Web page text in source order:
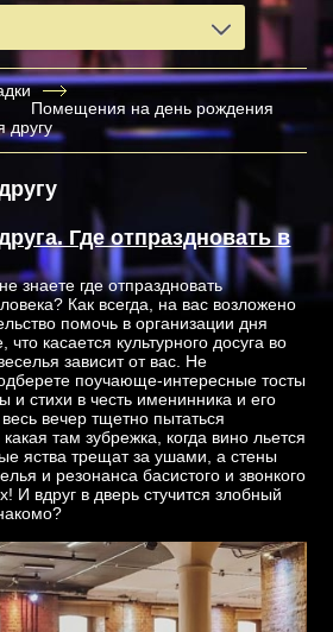
Помещения на день рождения
другу
Где отпраздновать в
знаете где отпраздновать
Как всегда, на вас возложено
помочь в организации дня
касается культурного досуга во
зависит от вас. Не
поучающе-интересные тосты
и стихи в честь именинника и его
вечер тщетно пытаться
там зубрежка, когда вино льется
яства трещат за ушами, а стены
и резонанса басистого и звонкого
И вдруг в дверь стучится злобный